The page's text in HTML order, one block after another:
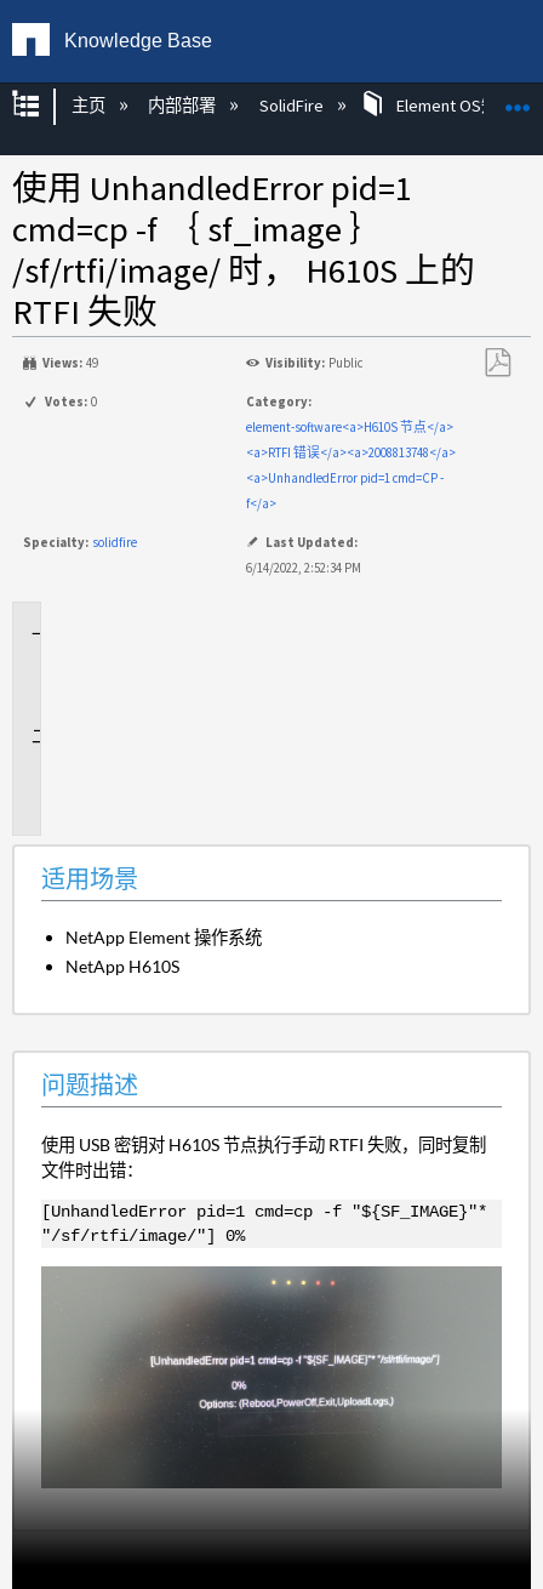
Knowledge Base
扩展/隐缩全局层次
主页 内部部署 SolidFire Element OS知识库
使用 UnhandledError pid=1
cmd=cp -f ｛ sf_image ｝
/sf/rtfi/image/ 时， H610S 上的
RTFI 失败
Views: 49 Visibility: Public
Votes: 0
Category:
element-software<a>H610S 节点</a>
<a>RTFI 错误</a><a>2008813748</a>
<a>UnhandledError pid=1 cmd=CP -
f</a>
Specialty: solidfire
Last Updated:
6/14/2022, 2:52:34 PM
适用场景
NetApp Element 操作系统
NetApp H610S
问题描述
使用 USB 密钥对 H610S 节点执行手动 RTFI 失败，同时复制
文件时出错：
[UnhandledError pid=1 cmd=cp -f "${SF_IMAGE}"*
"/sf/rtfi/image/"] 0%